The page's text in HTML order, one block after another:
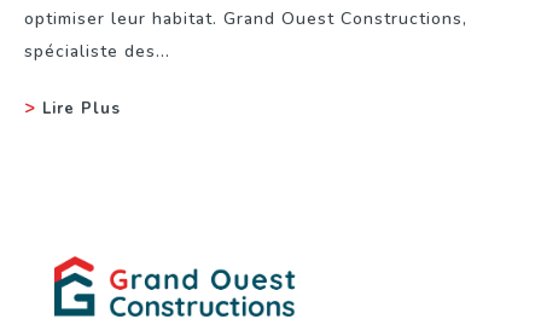
optimiser leur habitat. Grand Ouest Constructions,
spécialiste des...
Lire Plus